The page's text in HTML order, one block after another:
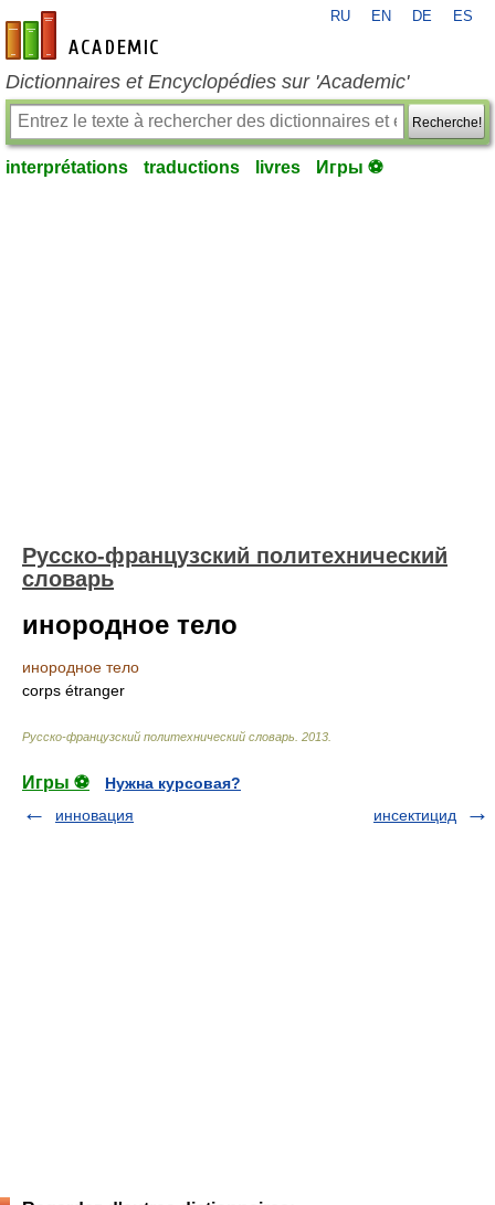
fr-academic.com
RU EN DE ES
Dictionnaires et Encyclopédies sur 'Academic'
Recherche!
interprétations traductions livres Игры ⚽
Русско-французский политехнический
словарь
инородное тело
инородное тело
corps étranger
Русско-французский политехнический словарь 2013
Игры ⚽
Нужна курсовая?
инновация
инсектицид